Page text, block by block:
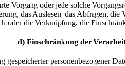
Vorgang oder jede solche
das Auslesen, das Abfragen,
oder die Verknüpfung, die
d) Einschränkung der
gespeicherter personenbezogener